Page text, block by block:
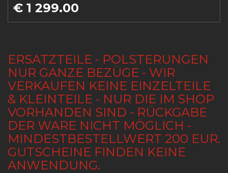
€ 1 299.00
ERSATZTEILE - POLSTERUNGEN
NUR GANZE BEZÜGE - WIR
VERKAUFEN KEINE EINZELTEILE
& KLEINTEILE - NUR DIE IM SHOP
VORHANDEN SIND - RÜCKGABE
DER WARE NICHT MÖGLICH -
MINDESTBESTELLWERT 200 EUR.
GUTSCHEINE FINDEN KEINE
ANWENDUNG.